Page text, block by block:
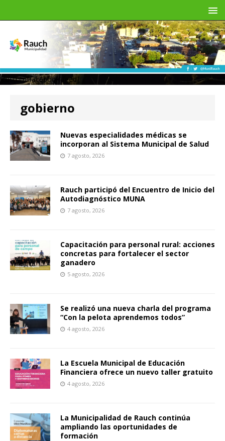
[custom-facebook-feed]
gobierno
Nuevas especialidades médicas se
incorporan al Sistema Municipal de Salud
7 agosto, 2026
Rauch participó del Encuentro de Inicio del
Autodiagnóstico MUNA
7 agosto, 2026
Capacitación para personal rural: acciones
concretas para fortalecer el sector
ganadero
5 agosto, 2026
Se realizó una nueva charla del programa
“Con la pelota aprendemos todos”
4 agosto, 2026
La Escuela Municipal de Educación
Financiera ofrece un nuevo taller gratuito
4 agosto, 2026
La Municipalidad de Rauch continúa
ampliando las oportunidades de
formación